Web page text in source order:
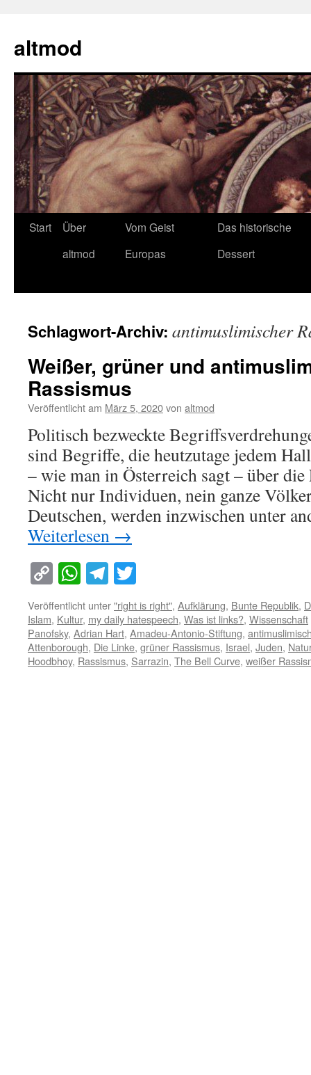
springen
altmod
Start
Über
altmod
Vom Geist
Europas
Das historische
Dessert
Schlagwort-Archiv: antimuslimischer
Weißer, grüner und
Rassismus
Veröffentlicht am März 5, 2020von altmod
Politisch bezweckte
sind Begriffe, die heutzutage jedem
– wie man in Österreich sagt – über
Nicht nur Individuen, nein ganze
Deutschen, werden inzwischen unter
Weiterlesen →
Copy
Link
WhatsApp
Telegram
Veröffentlicht unter"right is right", Aufklärung, Bunte Republik,
Islam, Kultur, my daily hatespeech, Was ist links?, Wissenschaft
Panofsky, Adrian Hart, Amadeu-Antonio-Stiftung,
Attenborough, Die Linke, grüner Rassismus, Israel, Juden,
Hoodbhoy, Rassismus, Sarrazin, The Bell Curve, weißer